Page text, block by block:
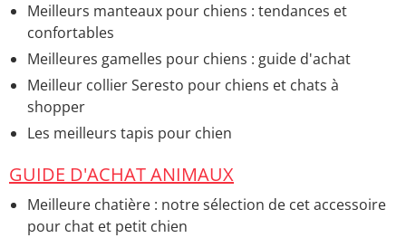
Meilleurs manteaux pour chiens : tendances et
confortables
Meilleures gamelles pour chiens : guide d'achat
Meilleur collier Seresto pour chiens et chats à
shopper
Les meilleurs tapis pour chien
GUIDE D'ACHAT ANIMAUX
Meilleure chatière : notre sélection de cet accessoire
pour chat et petit chien